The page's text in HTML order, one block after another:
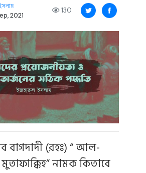
2021
130
বাগদাদী (রহঃ) “ আল-
নামক কিতাবে